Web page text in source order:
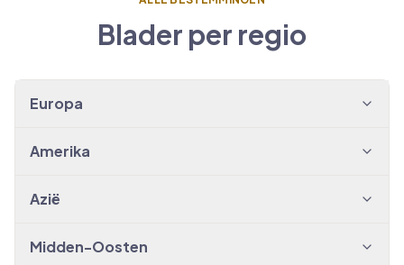
Blader per regio
Europa
Amerika
Azië
Midden-Oosten